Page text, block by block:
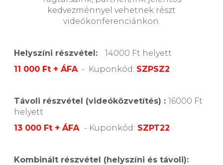
kedvezménnyel vehetnek részt
videókonferenciánkon.
Helyszíni részvétel: 14000 Ft helyett
11 000 Ft + ÁFA- Kuponkód: SZPSZ2
Távoli részvétel (videóközvetítés) : 16000 Ft
helyett
13 000 Ft + ÁFA - Kuponkód: SZPT22
Kombinált részvétel (helyszíni és távoli):